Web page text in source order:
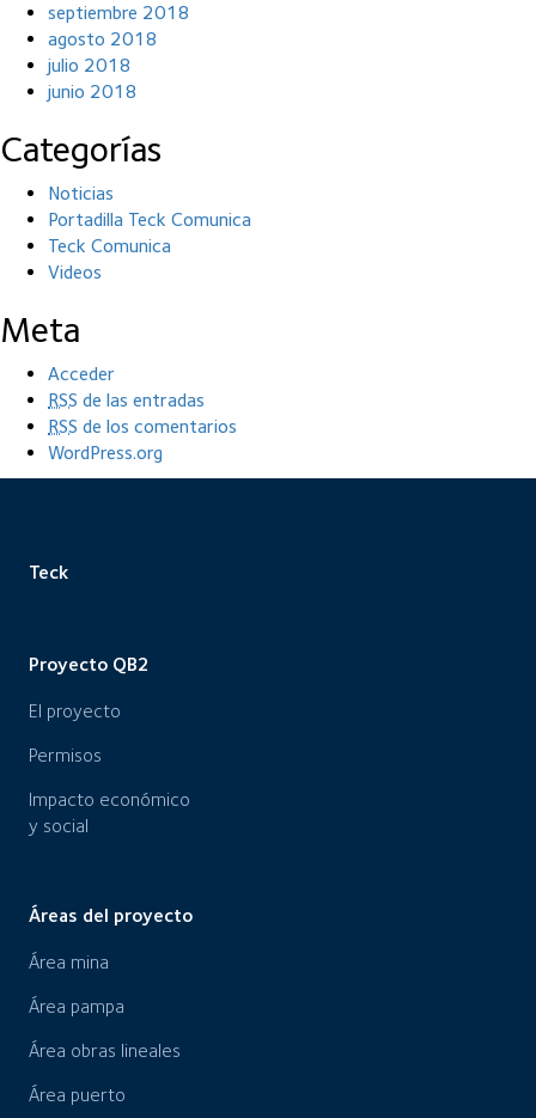
septiembre 2018
agosto 2018
julio 2018
junio 2018
Categorías
Noticias
Portadilla Teck Comunica
Teck Comunica
Videos
Meta
Acceder
RSS de las entradas
RSS de los comentarios
WordPress.org
Teck
Proyecto QB2
El proyecto
Permisos
Impacto económico
y social
Áreas del proyecto
Área mina
Área pampa
Área obras lineales
Área puerto